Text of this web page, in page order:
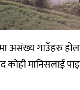
असंख्य गाउँहरु
कोही मानिसलाई